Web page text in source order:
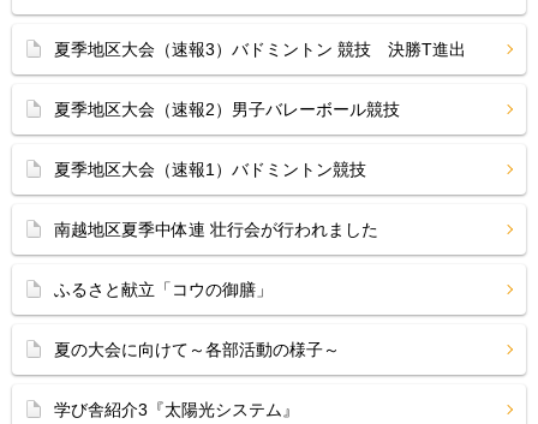
夏季地区大会（速報3）バドミントン 競技 決勝T進出
夏季地区大会（速報2）男子バレーボール競技
夏季地区大会（速報1）バドミントン競技
南越地区夏季中体連 壮行会が行われました
ふるさと献立「コウの御膳」
夏の大会に向けて～各部活動の様子～
学び舎紹介3『太陽光システム』